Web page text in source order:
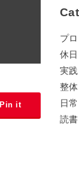
Pin it
プ
休日
実践
整体
日常
読書